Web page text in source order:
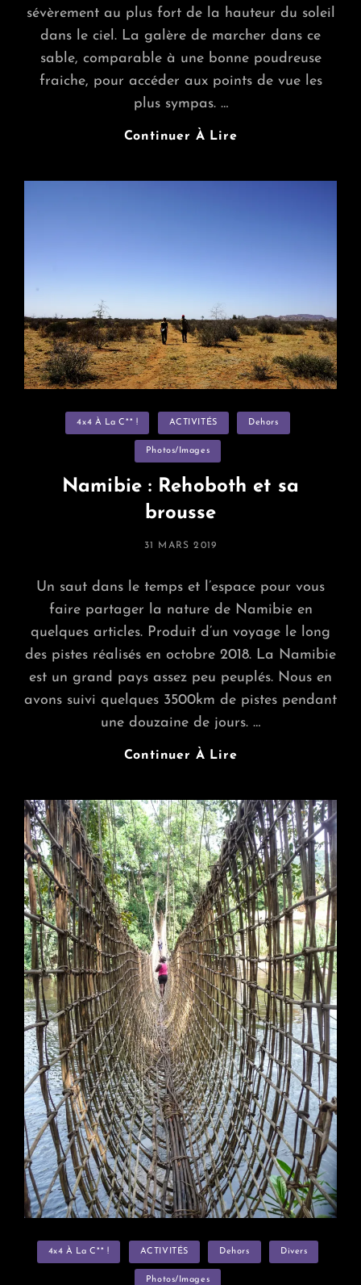
sévèrement au plus fort de la hauteur du soleil
dans le ciel. La galère de marcher dans ce
sable, comparable à une bonne poudreuse
fraiche, pour accéder aux points de vue les
plus sympas. …
Continuer À LireNamibie
Categories
4x4 À La C** ! ACTIVITÉS Dehors
Photos/images
Namibie : Rehoboth et sa
brousse
POSTED
31 MARS 2019
Un saut dans le temps et l’espace pour vous
faire partager la nature de Namibie en
quelques articles. Produit d’un voyage le long
des pistes réalisés en octobre 2018. La Namibie
est un grand pays assez peu peuplés. Nous en
avons suivi quelques 3500km de pistes pendant
une douzaine de jours. …
Continuer À LireNamibie
Et
Sa
Brousse
Categories
4x4 À La C** ! ACTIVITÉS Dehors Divers
Photos/images